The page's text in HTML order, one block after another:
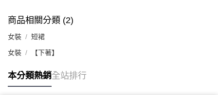
商品相關分類 (2)
女裝 短裙
女裝 【下著】
本分類熱銷全站排行